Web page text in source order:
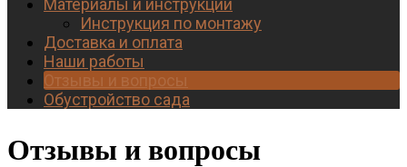
Материалы и инструкции
Инструкция по монтажу
Доставка и оплата
Наши работы
Отзывы и вопросы
Обустройство сада
Отзывы и вопросы